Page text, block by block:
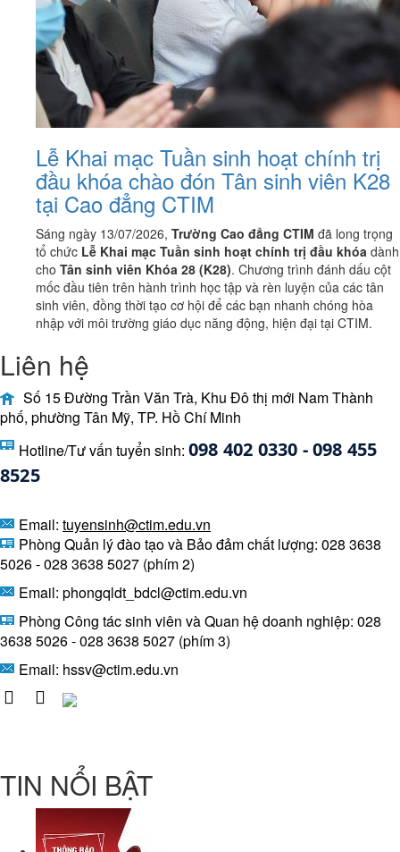
Lễ Khai mạc Tuần sinh hoạt chính trị
đầu khóa chào đón Tân sinh viên K28
tại Cao đẳng CTIM
Sáng ngày 13/07/2026, Trường Cao đẳng CTIM đã long trọng
tổ chức Lễ Khai mạc Tuần sinh hoạt chính trị đầu khóa dành
cho Tân sinh viên Khóa 28 (K28). Chương trình đánh dấu cột
mốc đầu tiên trên hành trình học tập và rèn luyện của các tân
sinh viên, đồng thời tạo cơ hội để các bạn nhanh chóng hòa
nhập với môi trường giáo dục năng động, hiện đại tại CTIM.
Liên hệ
Số 15 Đường Trần Văn Trà, Khu Đô thị mới Nam Thành
phố, phường Tân Mỹ, TP. Hồ Chí Minh
Hotline/Tư vấn tuyển sinh: 098 402 0330 - 098 455
8525
Email: tuyensinh@ctim.edu.vn
Phòng Quản lý đào tạo và Bảo đảm chất lượng: 028 3638
5026 - 028 3638 5027 (phím 2)
Email: phongqldt_bdcl@ctim.edu.vn
Phòng Công tác sinh viên và Quan hệ doanh nghiệp: 028
3638 5026 - 028 3638 5027 (phím 3)
Email: hssv@ctim.edu.vn
TIN NỔI BẬT